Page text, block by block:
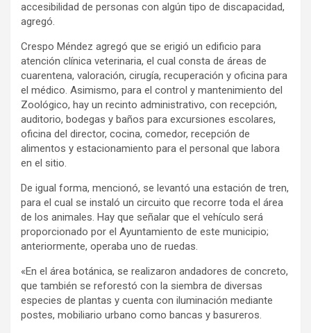
accesibilidad de personas con algún tipo de discapacidad,
agregó.
Crespo Méndez agregó que se erigió un edificio para
atención clínica veterinaria, el cual consta de áreas de
cuarentena, valoración, cirugía, recuperación y oficina para
el médico. Asimismo, para el control y mantenimiento del
Zoológico, hay un recinto administrativo, con recepción,
auditorio, bodegas y baños para excursiones escolares,
oficina del director, cocina, comedor, recepción de
alimentos y estacionamiento para el personal que labora
en el sitio.
De igual forma, mencionó, se levantó una estación de tren,
para el cual se instaló un circuito que recorre toda el área
de los animales. Hay que señalar que el vehículo será
proporcionado por el Ayuntamiento de este municipio;
anteriormente, operaba uno de ruedas.
«En el área botánica, se realizaron andadores de concreto,
que también se reforestó con la siembra de diversas
especies de plantas y cuenta con iluminación mediante
postes, mobiliario urbano como bancas y basureros.